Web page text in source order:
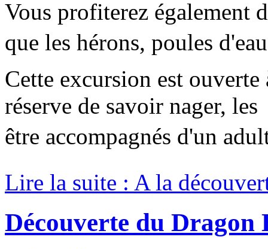
Vous profiterez également
que les hérons, poules
Cette excursion est
réserve de savoir nager,
être accompagnés d'un
Lire la suite : A la
Découverte du Dragon